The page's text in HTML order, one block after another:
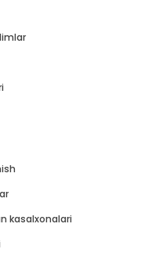
kasalxonalari